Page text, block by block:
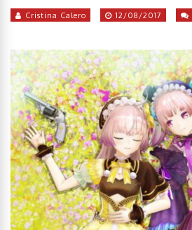
Cristina Calero 12/08/2017